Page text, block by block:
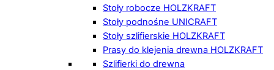
Stoły robocze HOLZKRAFT
Stoły podnośne UNICRAFT
Stoły szlifierskie HOLZKRAFT
Prasy do klejenia drewna HOLZKRAFT
Szlifierki do drewna